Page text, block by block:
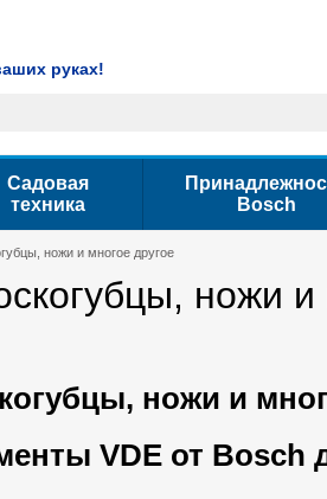
руках!
Садовая
техника
Bosch
ножи и многое другое
ножи и
ножи и
VDE от Bosch